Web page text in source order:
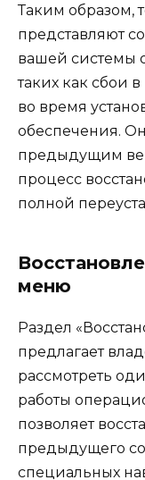
Таким образом,
представляют
вашей системы
таких как сбои
во время
обеспечения.
предыдущим
процесс
полной
меню
Раздел
предлагает
рассмотреть
работы
позволяет
предыдущего
специальных